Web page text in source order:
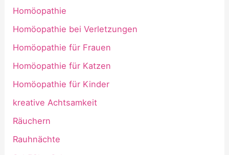
Homöopathie
Homöopathie bei Verletzungen
Homöopathie für Frauen
Homöopathie für Katzen
Homöopathie für Kinder
kreative Achtsamkeit
Räuchern
Rauhnächte